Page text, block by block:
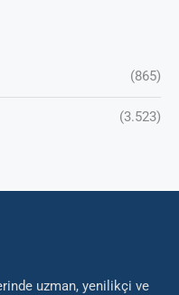
(865)
(3.523)
uzman, yenilikçi ve